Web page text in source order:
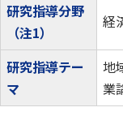
研究指導分野
（注1）
経
研究指導テー
マ
地
業